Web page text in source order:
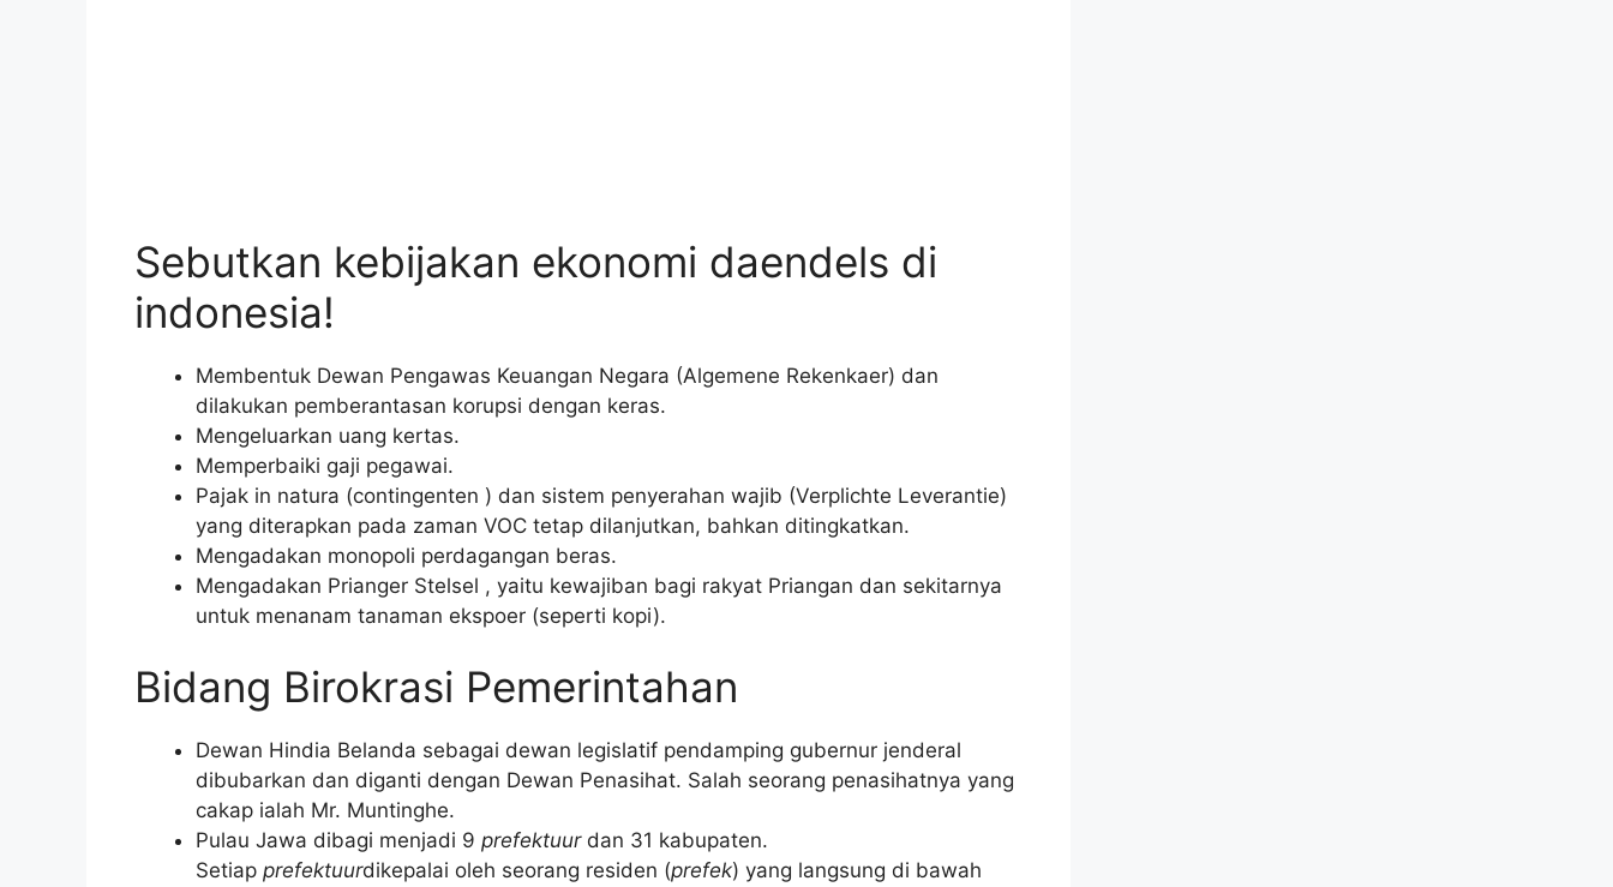
Sebutkan kebijakan ekonomi daendels di
indonesia!
Membentuk Dewan Pengawas Keuangan Negara (Algemene Rekenkaer) dan
dilakukan pemberantasan korupsi dengan keras.
Mengeluarkan uang kertas.
Memperbaiki gaji pegawai.
Pajak in natura (contingenten ) dan sistem penyerahan wajib (Verplichte Leverantie)
yang diterapkan pada zaman VOC tetap dilanjutkan, bahkan ditingkatkan.
Mengadakan monopoli perdagangan beras.
Mengadakan Prianger Stelsel , yaitu kewajiban bagi rakyat Priangan dan sekitarnya
untuk menanam tanaman ekspoer (seperti kopi).
Bidang Birokrasi Pemerintahan
Dewan Hindia Belanda sebagai dewan legislatif pendamping gubernur jenderal
dibubarkan dan diganti dengan Dewan Penasihat. Salah seorang penasihatnya yang
cakap ialah Mr. Muntinghe.
Pulau Jawa dibagi menjadi 9 prefektuurdan 31 kabupaten.
Setiap prefektuurdikepalai oleh seorang residen (prefek) yang langsung di bawah